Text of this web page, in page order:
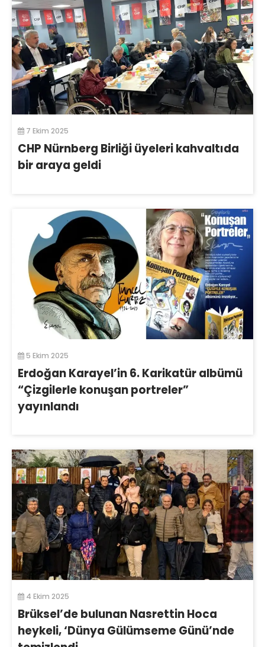
7 Ekim 2025
CHP Nürnberg Birliği üyeleri kahvaltıda
bir araya geldi
5 Ekim 2025
Erdoğan Karayel’in 6. Karikatür albümü
“Çizgilerle konuşan portreler”
yayınlandı
4 Ekim 2025
Brüksel’de bulunan Nasrettin Hoca
heykeli, ‘Dünya Gülümseme Günü’nde